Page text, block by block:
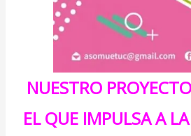
NUESTRO
EL QUE IMPULSA A